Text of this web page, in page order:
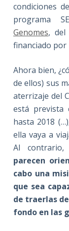
condiciones
programa
Genomes, del
financiado por
Ahora bien,
de ellos) sus
aterrizaje del
está
hasta 2018
ella vaya a
Al contrario,
parecen
cabo una
que sea
de traerlas
fondo en las